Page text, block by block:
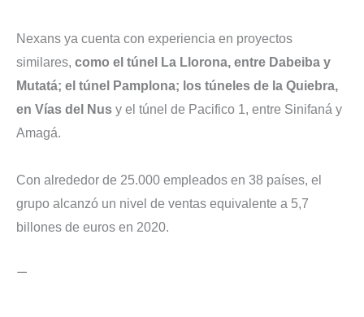
Nexans ya cuenta con experiencia en proyectos
similares, como el túnel La Llorona, entre Dabeiba y
Mutatá; el túnel Pamplona; los túneles de la Quiebra,
en Vías del Nus y el túnel de Pacifico 1, entre Sinifaná y
Amagá.
Con alrededor de 25.000 empleados en 38 países, el
grupo alcanzó un nivel de ventas equivalente a 5,7
billones de euros en 2020.
—